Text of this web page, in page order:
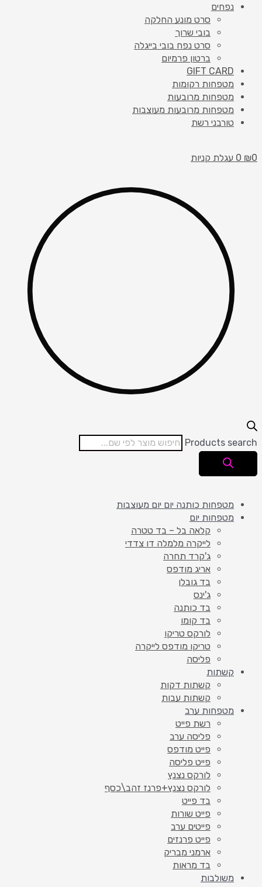
נפחים
סרט מונע החלקה
בובי שרוך
סרט נפח בובי בייגלה
ברטון פרמיום
GIFT CARD
מטפחות רקומות
מטפחות מרובעות
מטפחות מרובעות מעוצבות
טורבני רשת
₪0
0 עגלת קניות
Products search
מטפחות כותנה יום יום מעוצבות
מטפחות יום
קלאה בל – בד טטרה
לייקרה מלמלה דו צדדי
ג'קרד תחרה
אריג מודפס
בד גובלן
ג'ינס
בד כותנה
בד קומו
לורקס טריקו
טריקו מודפס לייקרה
פליסה
קשתות
קשתות דקות
קשתות עבות
מטפחות ערב
רשת פייט
פליסה ערב
פייט מודפס
פייט פליסה
לורקס נצנץ
לורקס נצנץ+פרנז זהב\כסף
בד פייט
פייט שורות
פייטים ערב
פייט פרנזים
ארמני מבריק
בד מראות
משולבות